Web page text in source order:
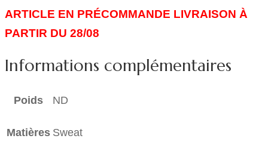
ARTICLE EN PRÉCOMMANDE LIVRAISON À
PARTIR DU 28/08
Informations complémentaires
Poids ND
Matières Sweat